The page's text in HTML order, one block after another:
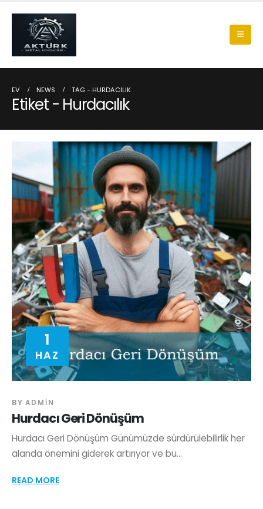
EV NEWS TAG - HURDACILIK
Etiket - Hurdacılık
1
HAZ
BY ADMIN
Hurdacı Geri Dönüşüm
Hurdacı Geri Dönüşüm Günümüzde sürdürülebilirlik her
alanda önemini giderek artırıyor ve bu...
READ MORE